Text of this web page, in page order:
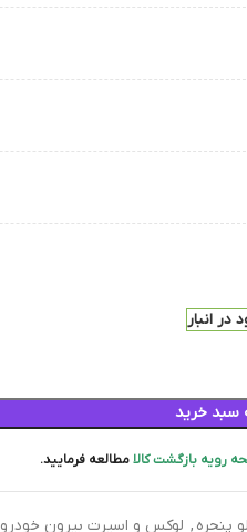
در انبار
سبد خرید
رویه بازگشت کالامطالعه فرمایید.
پنجره , لوکس و اسپرت بیرون خودرو